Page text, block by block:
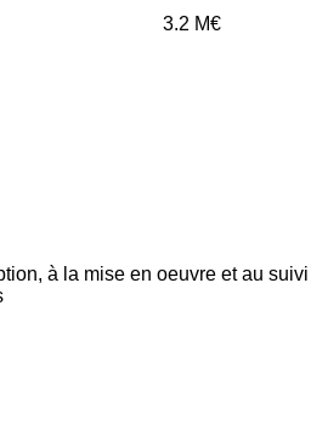
3.2 M€
à la mise en oeuvre et au suivi